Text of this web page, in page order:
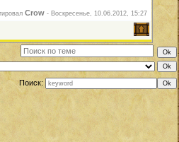
Crow - Воскресенье, 10.06.2012, 15:27
Поиск: